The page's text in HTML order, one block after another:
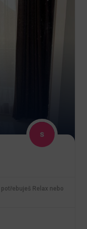
Relax nebo